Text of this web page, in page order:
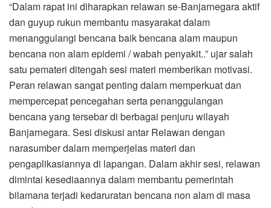
“Dalam rapat ini diharapkan relawan se-Banjarnegara aktif
dan guyup rukun membantu masyarakat dalam
menanggulangi bencana baik bencana alam maupun
bencana non alam epidemi / wabah penyakit..” ujar salah
satu pemateri ditengah sesi materi memberikan motivasi.
Peran relawan sangat penting dalam memperkuat dan
mempercepat pencegahan serta penanggulangan
bencana yang tersebar di berbagai penjuru wilayah
Banjarnegara. Sesi diskusi antar Relawan dengan
narasumber dalam memperjelas materi dan
pengaplikasiannya di lapangan. Dalam akhir sesi, relawan
dimintai kesediaannya dalam membantu pemerintah
bilamana terjadi kedaruratan bencana non alam di masa